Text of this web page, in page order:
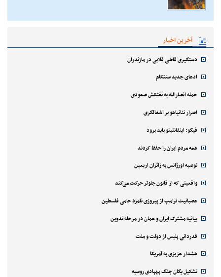
آخرین اخبار
دستگیری قاضی قلابی در مازندران
ادعای جدید سنتکام
حمله انصارالله به نفتکش صعودی
اصرار نتانیاهو بر اشغالگری
فیگو: اینفانتینو باید برود
همه مردم ایران را حفظ کردند
توصیه اورژانس به زائران اربعین
واقعیتی که از قانون جلوتر حرکت می‌کند
عصبانیت ترامپ از پیروزی نامزد حامی فلسطین
بیانیه مشترک ایران و عمان در مرحله تدوین
قدردانی پلیس از دولت و ملت
هشدار عزیزی به آمریکا
تشکیل یگان جنگ پهپادی روسیه